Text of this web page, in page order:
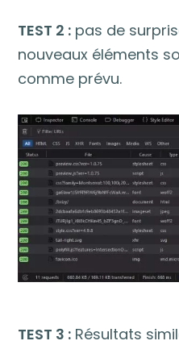
TEST 2 : pas de
nouveaux éléments
comme prévu.
TEST 3 : Résultats